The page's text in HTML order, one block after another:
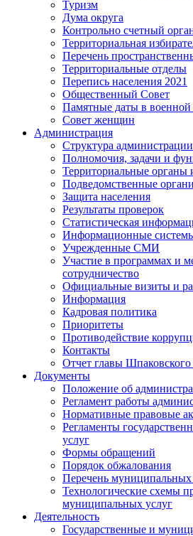
Туризм
Дума округа
Контрольно счетный
Территориальная
Перечень
Территориальные отделы
Перепись населения 2021
Общественный Совет
Памятные даты в военной
Совет женщин
Администрация
Структура
Полномочия, задачи и
Территориальные органы
Подведомственные
Защита населения
Результаты проверок
Статистическая
Информационные
Учрежденные СМИ
Участие в программах и
сотрудничество
Официальные визиты и
Информация
Кадровая политика
Приоритеты
Противодействие
Контакты
Отчет главы
Документы
Положение об
Регламент работы
Нормативные правовые
Регламенты
услуг
Формы обращений
Порядок обжалования
Перечень муниципальных
Технологические схемы
муниципальных услуг
Деятельность
Государственные и